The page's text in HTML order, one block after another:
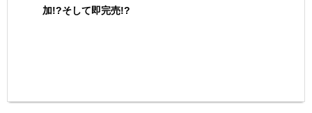
加!?そして即完売!?